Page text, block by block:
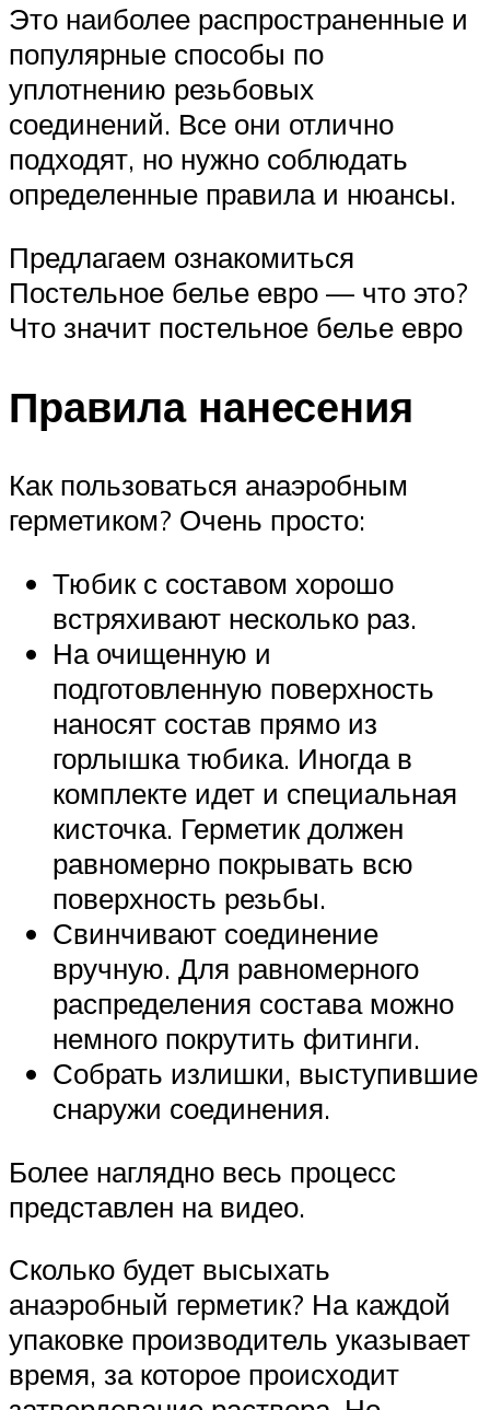
Это наиболее распространенные и
популярные способы по
уплотнению резьбовых
соединений. Все они отлично
подходят, но нужно соблюдать
определенные правила и нюансы.
Предлагаем ознакомиться
Постельное белье евро — что это?
Что значит постельное белье евро
Правила нанесения
Как пользоваться анаэробным
герметиком? Очень просто:
Тюбик с составом хорошо
встряхивают несколько раз.
На очищенную и
подготовленную поверхность
наносят состав прямо из
горлышка тюбика. Иногда в
комплекте идет и специальная
кисточка. Герметик должен
равномерно покрывать всю
поверхность резьбы.
Свинчивают соединение
вручную. Для равномерного
распределения состава можно
немного покрутить фитинги.
Собрать излишки, выступившие
снаружи соединения.
Более наглядно весь процесс
представлен на видео.
Сколько будет высыхать
анаэробный герметик? На каждой
упаковке производитель указывает
время, за которое происходит